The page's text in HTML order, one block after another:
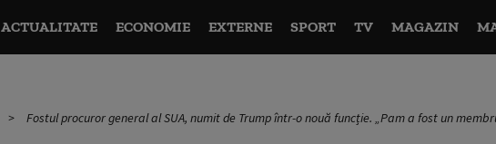
ACTUALITATE ECONOMIE EXTERNE SPORT TV MAGAZIN
Fostul procuror general al SUA, numit de Trump într-o nouă funcție. „Pam a fost un